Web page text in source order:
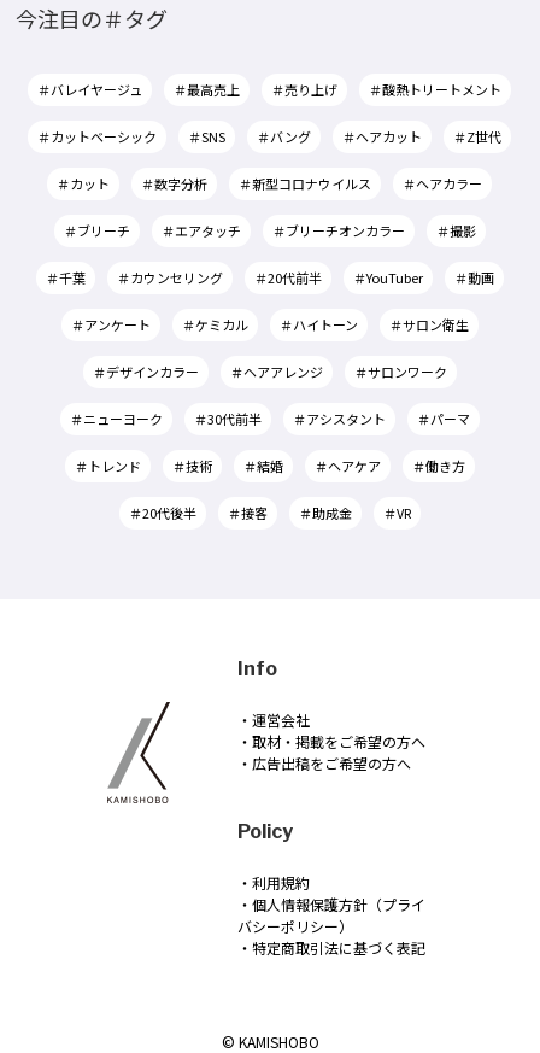
今注目の＃タグ
＃バレイヤージュ ＃最高売上 ＃売り上げ ＃酸熱トリートメント
＃カットベーシック ＃SNS ＃バング ＃ヘアカット ＃Z世代
＃カット ＃数字分析 ＃新型コロナウイルス ＃ヘアカラー
＃ブリーチ ＃エアタッチ ＃ブリーチオンカラー ＃撮影
＃千葉 ＃カウンセリング ＃20代前半 ＃YouTuber ＃動画
＃アンケート ＃ケミカル ＃ハイトーン ＃サロン衛生
＃デザインカラー ＃ヘアアレンジ ＃サロンワーク
＃ニューヨーク ＃30代前半 ＃アシスタント ＃パーマ
＃トレンド ＃技術 ＃結婚 ＃ヘアケア ＃働き方
＃20代後半 ＃接客 ＃助成金 ＃VR
Info
・運営会社
・取材・掲載をご希望の方へ
・広告出稿をご希望の方へ
Policy
・利用規約
・個人情報保護方針（プライ
バシーポリシー）
・特定商取引法に基づく表記
© KAMISHOBO